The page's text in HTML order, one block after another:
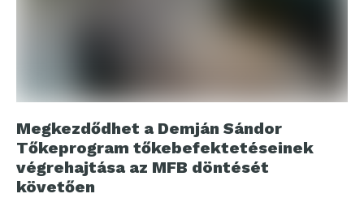
Megkezdődhet a Demján Sándor
Tőkeprogram tőkebefektetéseinek
végrehajtása az MFB döntését
követően